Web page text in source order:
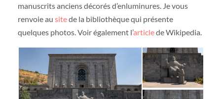
manuscrits anciens décorés d’enluminures. Je vous
renvoie au sitede la bibliothèque qui présente
quelques photos. Voir également l’articlede Wikipedia.